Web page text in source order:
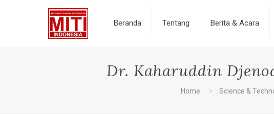
Beranda Tentang Berita & Acara
Dr. Kaharuddin
Home Science &